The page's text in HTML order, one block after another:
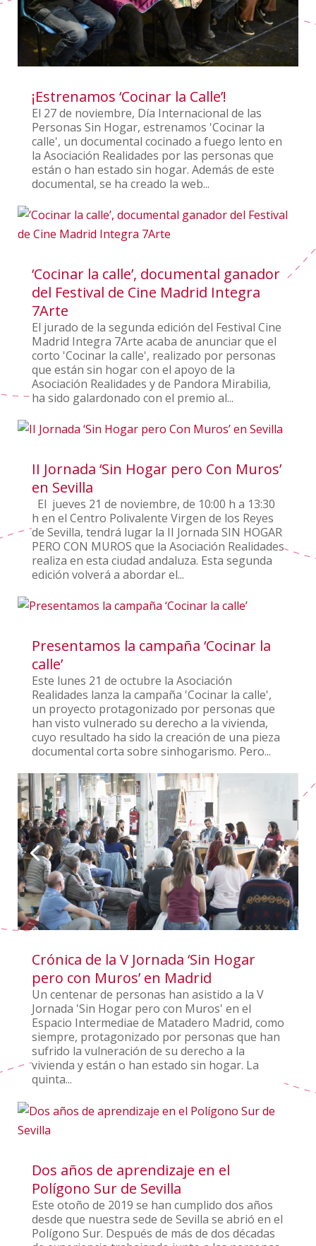
¡Estrenamos ‘Cocinar la Calle’!
El 27 de noviembre, Día Internacional de las
Personas Sin Hogar, estrenamos 'Cocinar la
calle', un documental cocinado a fuego lento en
la Asociación Realidades por las personas que
están o han estado sin hogar. Además de este
documental, se ha creado la web...
‘Cocinar la calle’, documental ganador
del Festival de Cine Madrid Integra
7Arte
El jurado de la segunda edición del Festival Cine
Madrid Integra 7Arte acaba de anunciar que el
corto 'Cocinar la calle', realizado por personas
que están sin hogar con el apoyo de la
Asociación Realidades y de Pandora Mirabilia,
ha sido galardonado con el premio al...
II Jornada ‘Sin Hogar pero Con Muros’
en Sevilla
El jueves 21 de noviembre, de 10:00 h a 13:30
h en el Centro Polivalente Virgen de los Reyes
de Sevilla, tendrá lugar la II Jornada SIN HOGAR
PERO CON MUROS que la Asociación Realidades
realiza en esta ciudad andaluza. Esta segunda
edición volverá a abordar el...
Presentamos la campaña ‘Cocinar la
calle’
Este lunes 21 de octubre la Asociación
Realidades lanza la campaña 'Cocinar la calle',
un proyecto protagonizado por personas que
han visto vulnerado su derecho a la vivienda,
cuyo resultado ha sido la creación de una pieza
documental corta sobre sinhogarismo. Pero...
Crónica de la V Jornada ‘Sin Hogar
pero con Muros’ en Madrid
Un centenar de personas han asistido a la V
Jornada 'Sin Hogar pero con Muros' en el
Espacio Intermediae de Matadero Madrid, como
siempre, protagonizado por personas que han
sufrido la vulneración de su derecho a la
vivienda y están o han estado sin hogar. La
quinta...
Dos años de aprendizaje en el
Polígono Sur de Sevilla
Este otoño de 2019 se han cumplido dos años
desde que nuestra sede de Sevilla se abrió en el
Polígono Sur. Después de más de dos décadas